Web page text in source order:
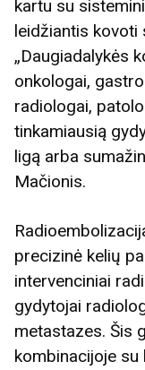
kartu su
leidžiantis kovoti
„Daugiadalykės
onkologai,
radiologai,
tinkamiausią
ligą arba
Mačionis.
precizinė kelių
intervenciniai
gydytojai
metastazes. Šis
kombinacijoje